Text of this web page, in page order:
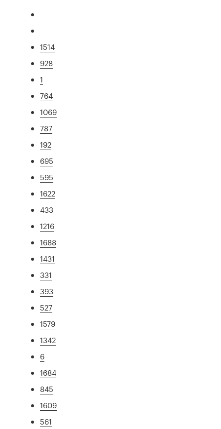
1514
928
1
764
1069
787
192
695
595
1622
433
1216
1688
1431
331
393
527
1579
1342
6
1684
845
1609
561